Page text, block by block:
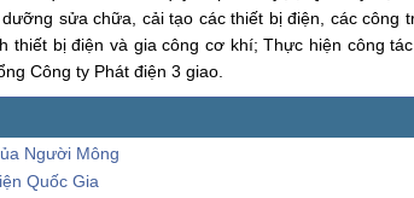
sửa chữa, cải tạo các thiết bị điện, các công
thiết bị điện và gia công cơ khí; Thực hiện công
Công ty Phát điện 3 giao.
Người Mông
Quốc Gia